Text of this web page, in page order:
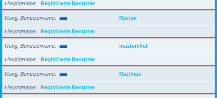
Hauptgruppe Registrierte Benutzer
Rang, Benutzername Martini
Hauptgruppe Registrierte Benutzer
Rang, Benutzername masterchef
Hauptgruppe Registrierte Benutzer
Rang, Benutzername Matthias
Hauptgruppe Registrierte Benutzer